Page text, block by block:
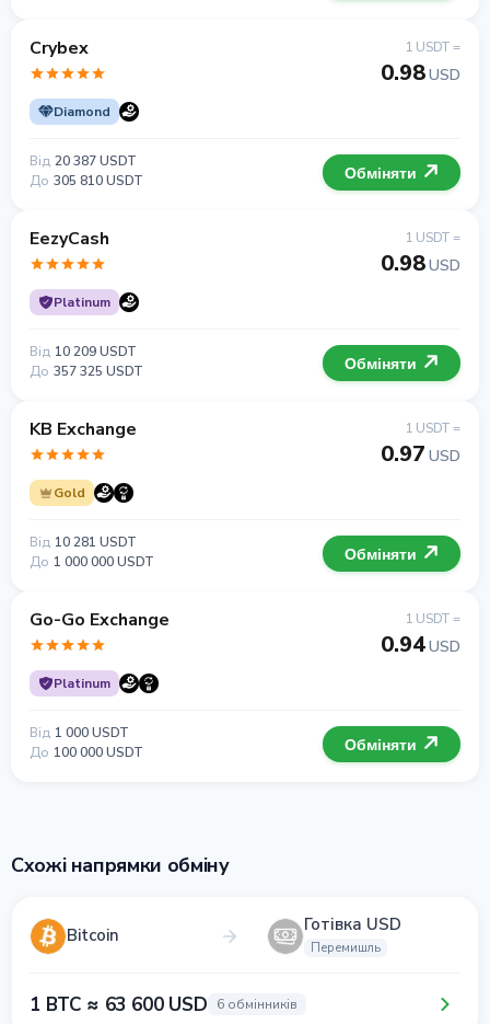
Crybex
Diamond
1 USDT =
0.98USD
Від 20 387 USDT
До 305 810 USDT Обміняти
EezyCash
Platinum
1 USDT =
0.98USD
Від 10 209 USDT
До 357 325 USDT Обміняти
KB Exchange
Gold
1 USDT =
0.97 USD
Від 10 281 USDT
До 1 000 000 USDT Обміняти
Go-Go Exchange
Platinum
1 USDT =
0.94USD
Від 1 000 USDT
До 100 000 USDT Обміняти
Схожі напрямки обміну
Bitcoin Готівка USD
Перемишль
1 BTC ≈ 63 600 USD 6 обмінників